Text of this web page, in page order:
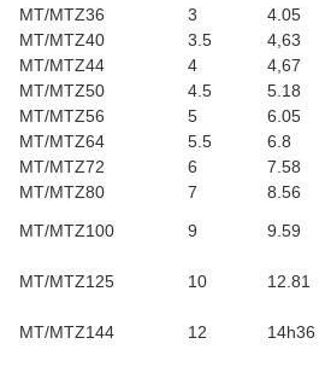
MT/MTZ36
3 4.05
MT/MTZ40
3.5 4,63
MT/MTZ44
4 4,67
MT/MTZ50
4.5 5.18
MT/MTZ56
5 6.05
MT/MTZ64
5.5 6.8
MT/MTZ72
6 7.58
MT/MTZ80
7 8.56
MT/MTZ100
9 9.59
MT/MTZ125 10 12.81
MT/MTZ144 12 14h36